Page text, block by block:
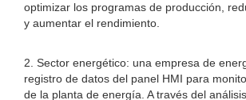
optimizar los programas de producción,
y aumentar el rendimiento.
2. Sector energético: una empresa de
registro de datos del panel HMI para
de la planta de energía. A través del